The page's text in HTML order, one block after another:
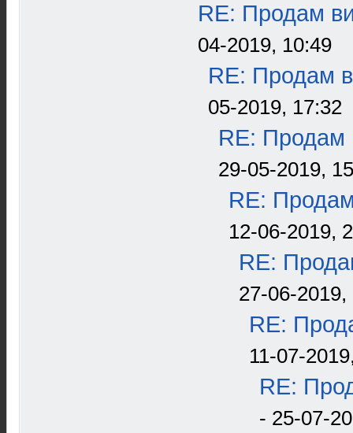
RE: Продам
04-2019, 10:49
RE: Продам
05-2019, 17:32
RE: Продам
29-05-2019,
RE:
12-06-2019,
RE:
27-06-2019,
RE:
11-07-
RE:
- 25-07-